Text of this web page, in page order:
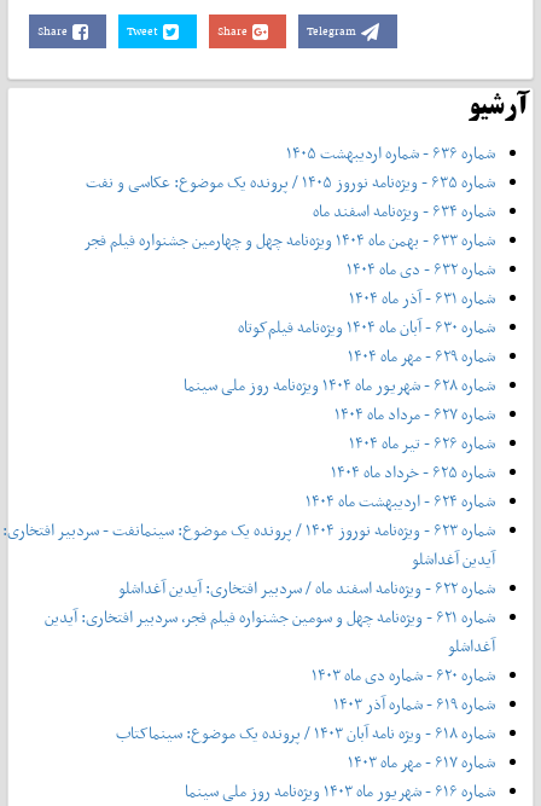
Share Tweet Share Telegram
آرشیو
شماره ۶۳۶ - شماره اردیبهشت ۱۴۰۵
شماره ۶۳۵ - ویژه‌نامه نوروز ۱۴۰۵ / پرونده یک موضوع: عکاسی و نفت
شماره ۶۳۴ - ویژه‌نامه اسفند ماه
شماره ۶۳۳ - بهمن ماه ۱۴۰۴ ویژه‌نامه چهل‌ و‌ چهارمین جشنواره فیلم فجر
شماره ۶۳۲ - دی ماه ۱۴۰۴
شماره ۶۳۱ - آذر ماه ۱۴۰۴
شماره ۶۳۰ - آبان ماه ۱۴۰۴ ویژه‌نامه فیلم‌کوتاه
شماره ۶۲۹ - مهر ماه ۱۴۰۴
شماره ۶۲۸ - شهریور ماه ۱۴۰۴ ویژه‌نامه روز ملی سینما
شماره ۶۲۷ - مرداد ماه ۱۴۰۴
شماره ۶۲۶ - تیر ماه ۱۴۰۴
شماره ۶۲۵ - خرداد ماه ۱۴۰۴
شماره ۶۲۴ - اردیبهشت ماه ۱۴۰۴
شماره ۶۲۳ - ویژه‌نامه نوروز ۱۴۰۴ / پرونده یک موضوع: سینمانفت - سردبیر افتخاری:
آیدین آغداشلو
شماره ۶۲۲ - ویژه‌نامه اسفند ماه / سردبیر افتخاری: آیدین آغداشلو
شماره ۶۲۱ - ویژه‌نامه چهل‌ و‌ سومین جشنواره فیلم فجر، سردبیر افتخاری: آیدین
آغداشلو
شماره ۶۲۰ - شماره دی ماه ۱۴۰۳
شماره ۶۱۹ - شماره آذر ۱۴۰۳
شماره ۶۱۸ - ویژه نامه آبان ۱۴۰۳ / پرونده یک موضوع: سینماکتاب
شماره ۶۱۷ - مهر ماه ۱۴۰۳
شماره ۶۱۶ - شهریور ماه ۱۴۰۳ ویژه‌نامه روز ملی سینما